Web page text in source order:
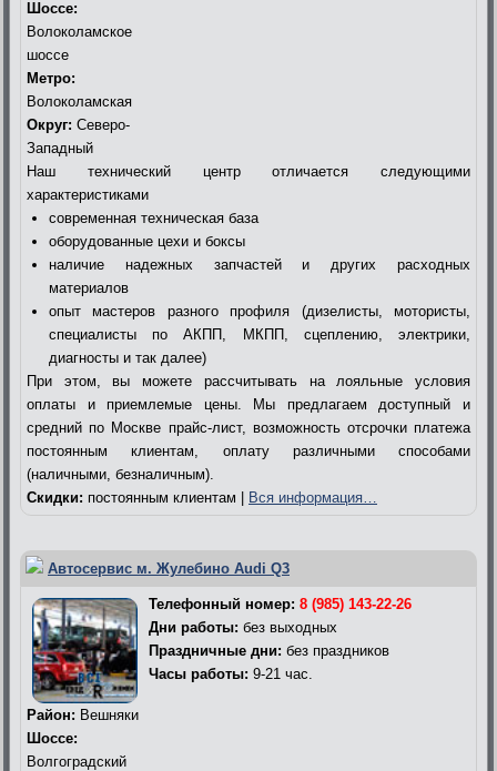
Шоссе:
Волоколамское
шоссе
Метро:
Волоколамская
Округ: Северо-
Западный
Наш технический центр отличается следующими
характеристиками
современная техническая база
оборудованные цехи и боксы
наличие надежных запчастей и других расходных
материалов
опыт мастеров разного профиля (дизелисты, мотористы,
специалисты по АКПП, МКПП, сцеплению, электрики,
диагносты и так далее)
При этом, вы можете рассчитывать на лояльные условия
оплаты и приемлемые цены. Мы предлагаем доступный и
средний по Москве прайс-лист, возможность отсрочки платежа
постоянным клиентам, оплату различными способами
(наличными, безналичным).
Скидки: постоянным клиентам | Вся информация…
Автосервис м. Жулебино Audi Q3
Телефонный номер: 8 (985) 143-22-26
Дни работы: без выходных
Праздничные дни: без праздников
Часы работы: 9-21 час.
Район: Вешняки
Шоссе:
Волгоградский